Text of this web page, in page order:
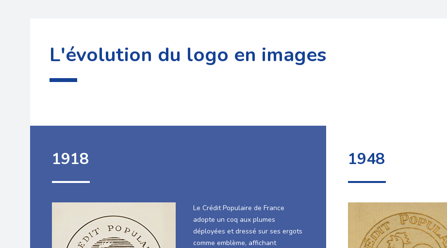
L'évolution du logo en images
1918
Le Crédit Populaire de France
adopte un coq aux plumes
déployées et dressé sur ses ergots
comme emblème, affichant
1948